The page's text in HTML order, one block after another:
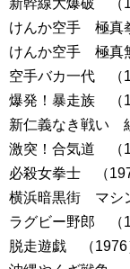
新幹線大爆破 （
けんか空手 極
けんか空手 極
空手バカ一代 （
爆発！暴走族 （
新仁義なき戦い
激突！合気道 （
必殺女拳士 （
横浜暗黒街 マ
ラグビー野郎 （
脱走遊戯 （